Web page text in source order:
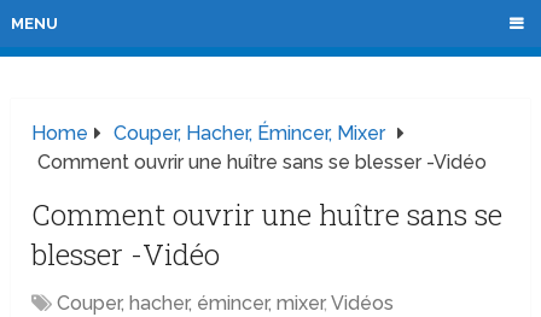
MENU
Home
Couper, Hacher, Émincer, Mixer
Comment ouvrir une huître sans se blesser -Vidéo
Comment ouvrir une huître sans se
blesser -Vidéo
Couper, hacher, émincer, mixer,Vidéos